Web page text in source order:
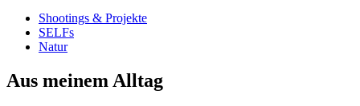
Shootings & Projekte
SELFs
Natur
Aus meinem Alltag